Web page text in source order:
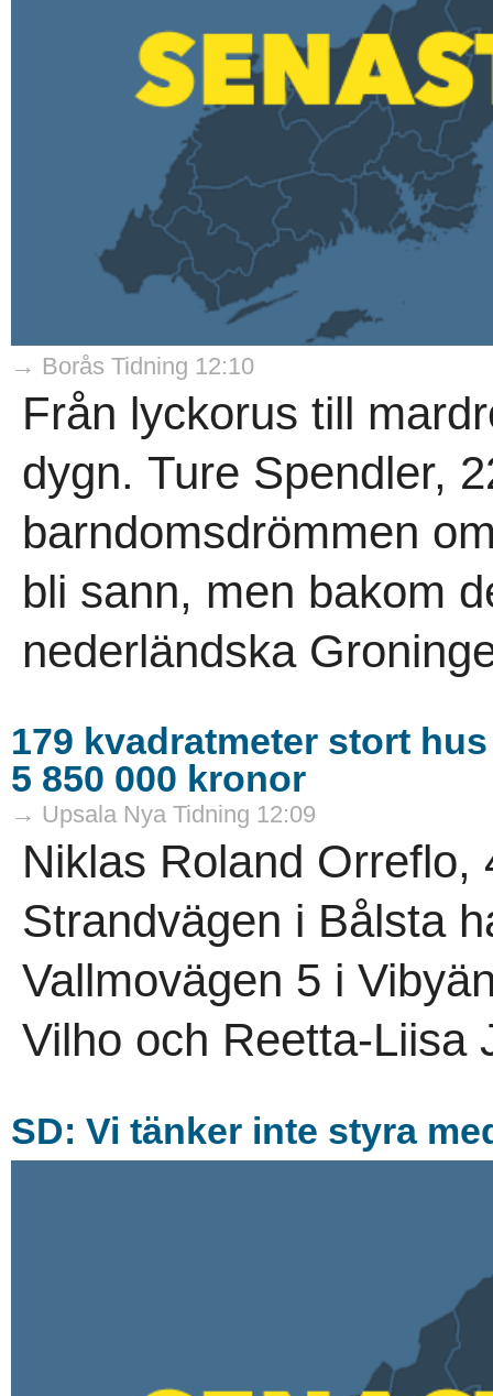
→ Borås Tidning 12:10
Från lyckorus till
dygn. Ture Spendler,
barndomsdrömmen
bli sann, men bakom
nederländska
179 kvadratmeter stort
5 850 000 kronor
→ Upsala Nya Tidning 12:09
Niklas Roland Orreflo,
Strandvägen i Bålsta
Vallmovägen 5 i
Vilho och Reetta-Liisa
SD: Vi tänker inte styra